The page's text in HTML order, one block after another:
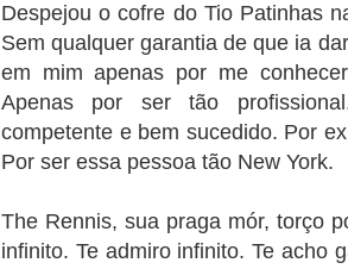
Despejou o cofre do Tio Patinhas
Sem qualquer garantia de que ia
em mim apenas por me
Apenas por ser tão
competente e bem sucedido. Por
Por ser essa pessoa tão New York.
The Rennis, sua praga mór, torço
infinito. Te admiro infinito. Te acho